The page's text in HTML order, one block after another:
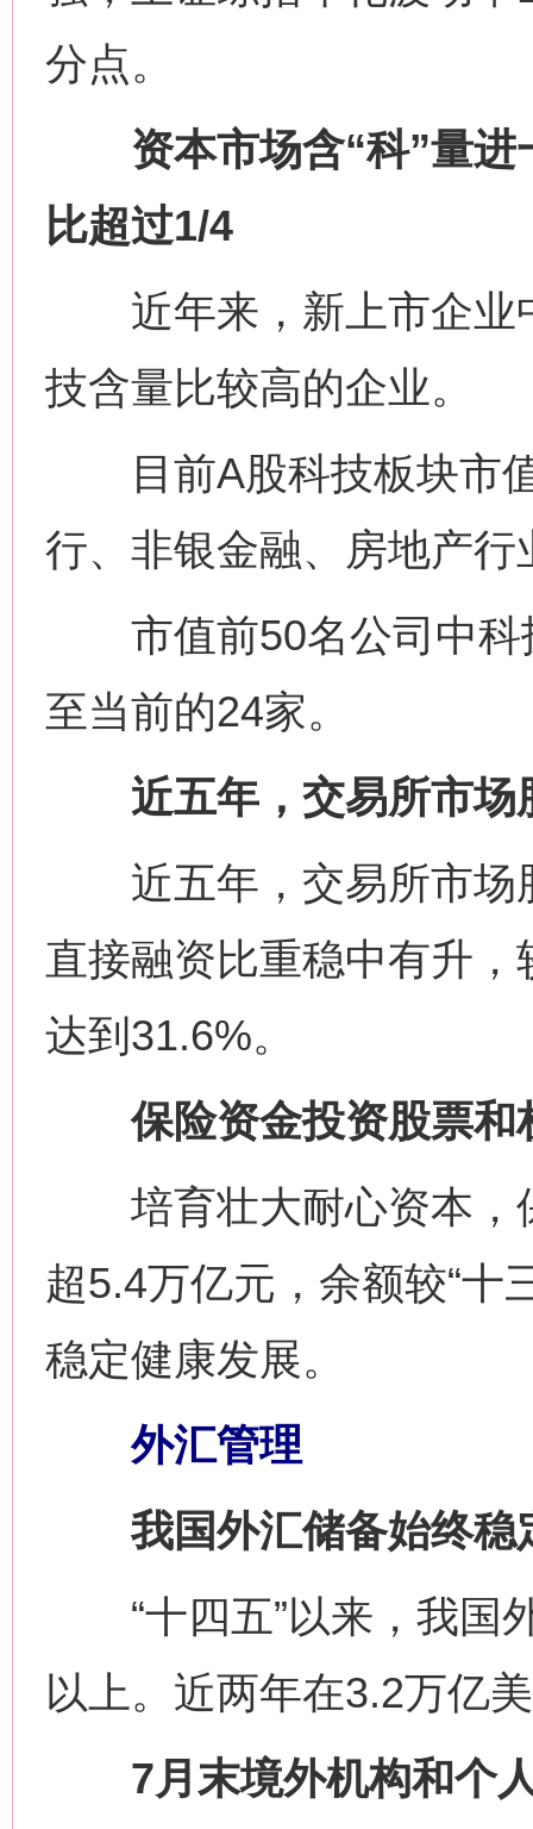
分点。
资本市场含“科”量进
比超过1/4
近年来，新上市企业
技含量比较高的企业。
目前A股科技板块市值
行、非银金融、房地产
市值前50名公司中科
至当前的24家。
近五年，交易所市场
近五年，交易所市场
直接融资比重稳中有升，
达到31.6%。
保险资金投资股票和
培育壮大耐心资本，
超5.4万亿元，余额较“十
稳定健康发展。
外汇管理
我国外汇储备始终稳
“十四五”以来，我国
以上。近两年在3.2万亿
7月末境外机构和个人